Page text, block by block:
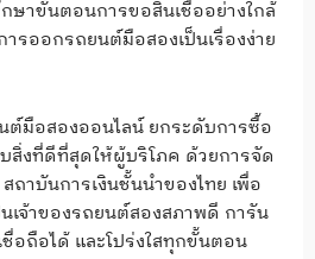
ษาขั้นตอนการขอสินเชื่ออย่างใกล้
รออกรถยนต์มือสองเป็นเรื่องง่าย
ต์มือสองออนไลน์ ยกระดับการซื้อ
งที่ดีที่สุดให้ผู้บริโภค ด้วยการจัด
าบันการเงินชั้นนำของไทย เพื่อ
เจ้าของรถยนต์สองสภาพดี การัน
อถือได้ และโปร่งใสทุกขั้นตอน